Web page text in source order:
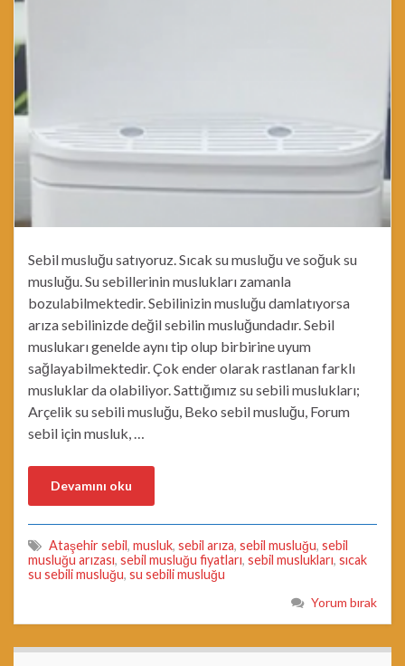
Sebil musluğu satıyoruz. Sıcak su musluğu ve soğuk su
musluğu. Su sebillerinin muslukları zamanla
bozulabilmektedir. Sebilinizin musluğu damlatıyorsa
arıza sebilinizde değil sebilin musluğundadır. Sebil
muslukarı genelde aynı tip olup birbirine uyum
sağlayabilmektedir. Çok ender olarak rastlanan farklı
musluklar da olabiliyor. Sattığımız su sebili muslukları;
Arçelik su sebili musluğu, Beko sebil musluğu, Forum
sebil için musluk, …
Devamını oku
Ataşehir sebil, musluk, sebil arıza, sebil musluğu, sebil
musluğu arızası, sebil musluğu fiyatları, sebil muslukları, sıcak
su sebili musluğu, su sebili musluğu
Yorum bırak